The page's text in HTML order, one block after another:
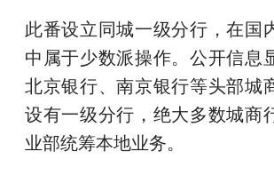
此番设立同城一级分行，在国
中属于少数派操作。公开信息
北京银行、南京银行等头部城
设有一级分行，绝大多数城商
业部统筹本地业务。